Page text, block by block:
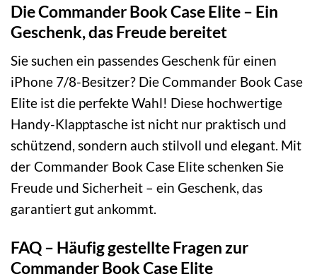
Die Commander Book Case Elite – Ein
Geschenk, das Freude bereitet
Sie suchen ein passendes Geschenk für einen
iPhone 7/8-Besitzer? Die Commander Book Case
Elite ist die perfekte Wahl! Diese hochwertige
Handy-Klapptasche ist nicht nur praktisch und
schützend, sondern auch stilvoll und elegant. Mit
der Commander Book Case Elite schenken Sie
Freude und Sicherheit – ein Geschenk, das
garantiert gut ankommt.
FAQ – Häufig gestellte Fragen zur
Commander Book Case Elite